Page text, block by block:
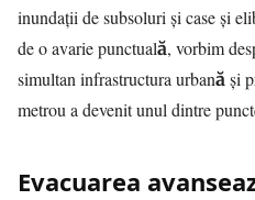
inundații de subsoluri și case și
de o avarie punctuală, vorbim
simultan infrastructura urbană și
metrou a devenit unul dintre
Evacuarea